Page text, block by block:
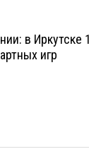
в Иркутске
игр